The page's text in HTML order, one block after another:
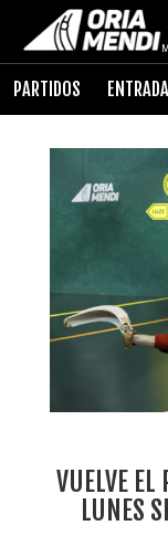
PARTIDOS
VUELVE EL
LUNES